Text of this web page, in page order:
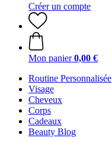
Créer un compte
Mon panier 0,00 €
Routine Personnalisée
Visage
Cheveux
Corps
Cadeaux
Beauty Blog